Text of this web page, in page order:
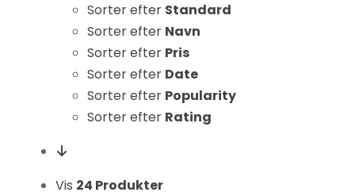
Sorter efter Standard
Sorter efter Navn
Sorter efter Pris
Sorter efter Date
Sorter efter Popularity
Sorter efter Rating
Vis 24 Produkter
funktionalitet
og struktur, ud
fra hvordan
hjemmesiden
Oplevelse
hjemmeside